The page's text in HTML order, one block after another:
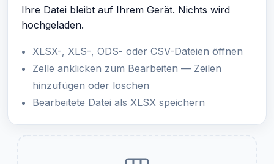
Ihre Datei bleibt auf Ihrem Gerät. Nichts wird
hochgeladen.
XLSX-, XLS-, ODS- oder CSV-Dateien öffnen
Zelle anklicken zum Bearbeiten — Zeilen
hinzufügen oder löschen
Bearbeitete Datei als XLSX speichern